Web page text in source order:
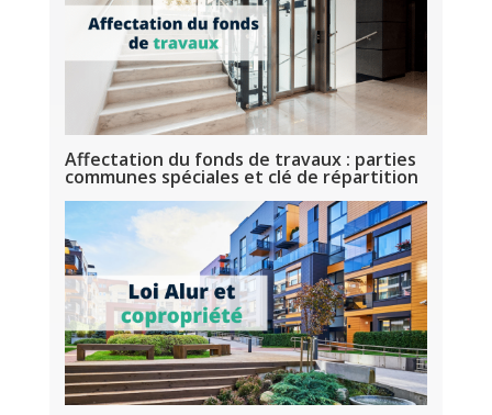
Affectation du fonds de travaux : parties
communes spéciales et clé de répartition